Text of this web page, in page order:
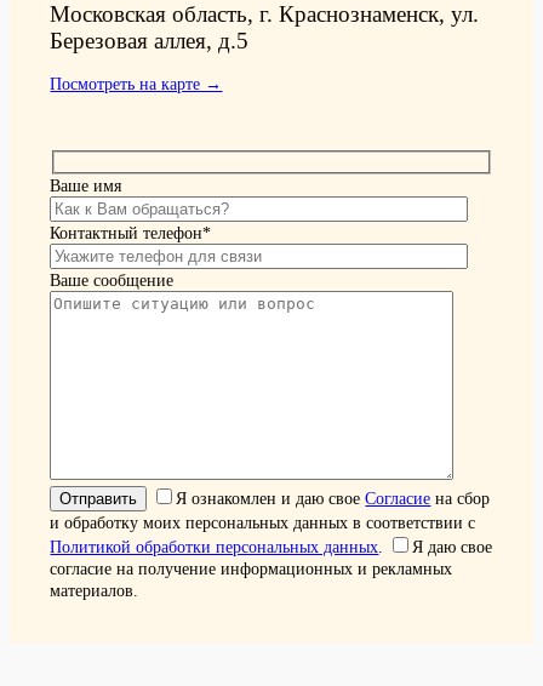
Московская область, г. Краснознаменск, ул.
Березовая аллея, д.5
Посмотреть на карте →
Ваше имя
Контактный телефон*
Ваше сообщение
Я ознакомлен и даю своеСогласие на сбор
и обработку моих персональных данных в соответствии с
Политикой обработки персональных данных
Я даю свое
согласие на получение информационных и рекламных
материалов.